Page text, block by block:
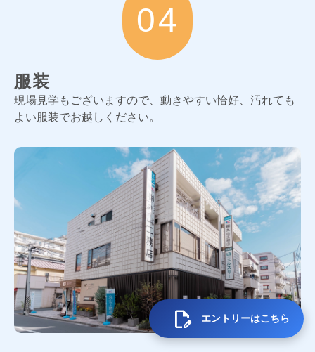
04
服装
現場見学もございますので、動きやすい恰好、汚れても
よい服装でお越しください。
edit_document エントリーはこちら